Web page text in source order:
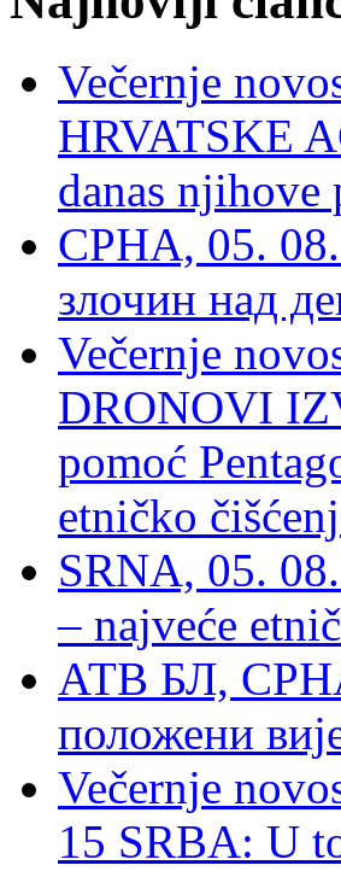
Večernje
HRVATSKE
danas
СРНА, 05. 08.
злочин над
Večernje
DRONOVI
pomoć
etničko
SRNA, 05.
– najveće
АТВ БЛ,
положени
Večernje
15 SRBA: U